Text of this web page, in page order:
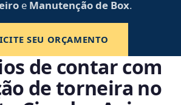
e Manutenção de Box.
SEU ORÇAMENTO
de contar com
de torneira no